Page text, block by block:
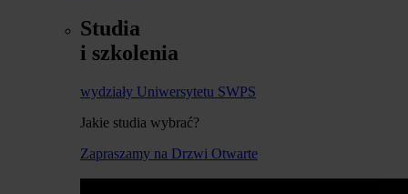
Studia
i szkolenia
wydziały Uniwersytetu SWPS
Jakie studia wybrać?
Zapraszamy na Drzwi Otwarte